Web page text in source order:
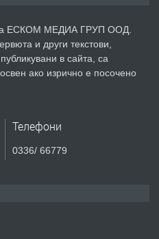
преди 1 година
апартамент - гр.
на ЕСКОМ МЕДИА ГРУП ООД.
и други текстови,
в сайта, са
ако изрично е посочено
Телефони
0336/ 66779